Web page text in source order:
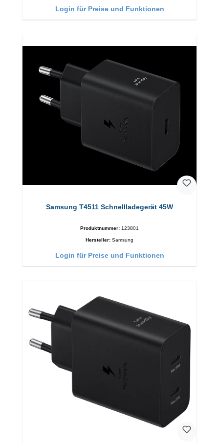
Login für Preise und Funktionen
Samsung T4511 Schnellladegerät 45W
Produktnummer: 123801
Hersteller: Samsung
Login für Preise und Funktionen